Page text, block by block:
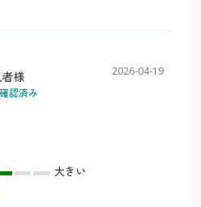
様
認済み
2026-04-19
大きい